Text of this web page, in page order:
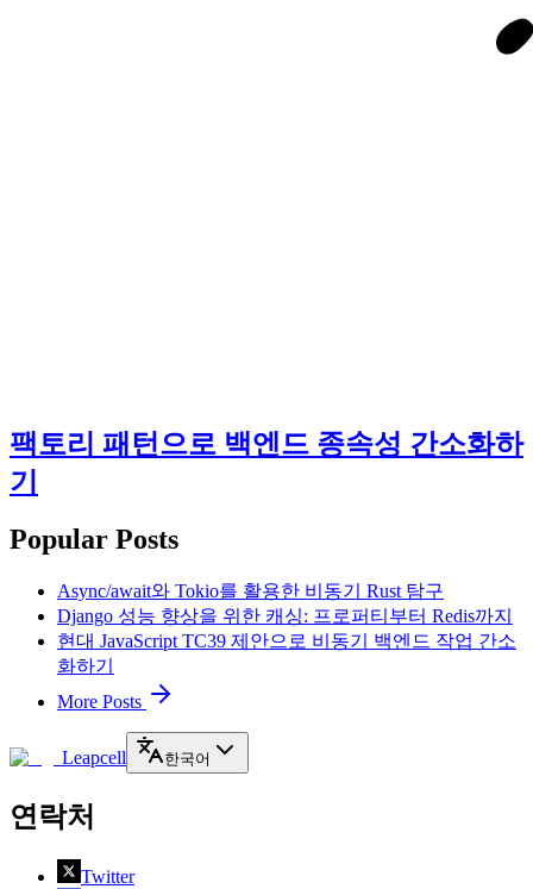
팩토리 패턴으로 백엔드 종속성 간소화하
기
Popular Posts
Async/await와 Tokio를 활용한 비동기 Rust 탐구
Django 성능 향상을 위한 캐싱: 프로퍼티부터 Redis까지
현대 JavaScript TC39 제안으로 비동기 백엔드 작업 간소
화하기
More Posts
Leapcell 한국어
연락처
Twitter